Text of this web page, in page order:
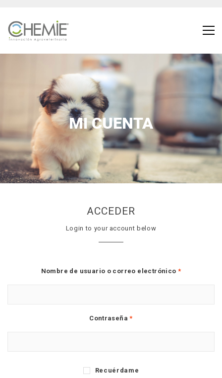
MI CUENTA
ACCEDER
Login to your account below
Nombre de usuario o correo electrónico *
Contraseña*
Recuérdame